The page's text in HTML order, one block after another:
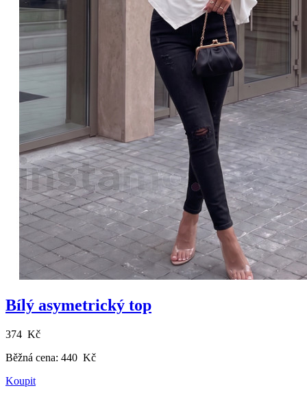
Bílý asymetrický top
374 Kč
Běžná cena: 440 Kč
Koupit